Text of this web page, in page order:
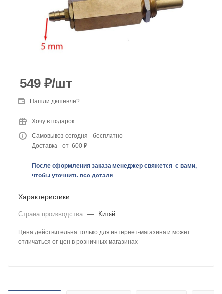
549 ₽/шт
Нашли дешевле?
Хочу в подарок
Самовывоз сегодня - бесплатно
Доставка - от 600 ₽
После оформления заказа менеджер свяжется с вами,
чтобы уточнить все детали
Характеристики
Страна производства — Китай
Цена действительна только для интернет-магазина и может
отличаться от цен в розничных магазинах